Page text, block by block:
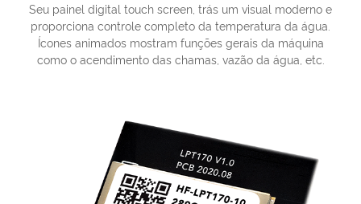
Seu painel digital touch screen, trás um visual moderno e
proporciona controle completo da temperatura da água.
Ícones animados mostram funções gerais da máquina
como o acendimento das chamas, vazão da água, etc.